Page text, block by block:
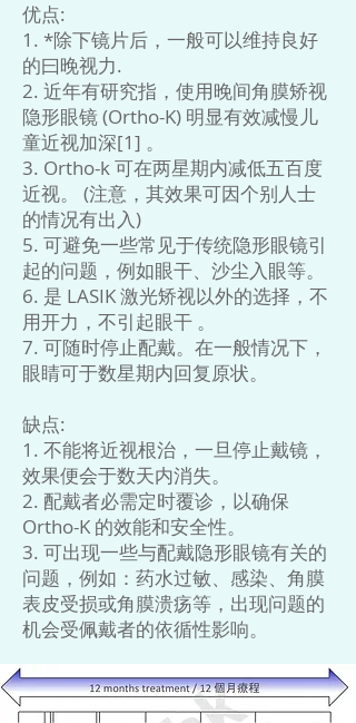
优点:
1. *除下镜片后，一般可以维持良好
的曰晚视力.
2. 近年有研究指，使用晚间角膜矫视
隐形眼镜 (Ortho-K) 明显有效减慢儿
童近视加深[1] 。
3. Ortho-k 可在两星期内减低五百度
近视。 (注意，其效果可因个别人士
的情况有出入)
5. 可避免一些常见于传统隐形眼镜引
起的问题，例如眼干、沙尘入眼等。
6. 是 LASIK 激光矫视以外的选择，不
用开力，不引起眼干 。
7. 可随时停止配戴。在一般情况下，
眼睛可于数星期内回复原状。
缺点:
1. 不能将近视根治，一旦停止戴镜，
效果便会于数天内消失。
2. 配戴者必需定时覆诊，以确保
Ortho-K 的效能和安全性。
3. 可出现一些与配戴隐形眼镜有关的
问题，例如：药水过敏、感染、角膜
表皮受损或角膜溃疡等，出现问题的
机会受佩戴者的依循性影响。